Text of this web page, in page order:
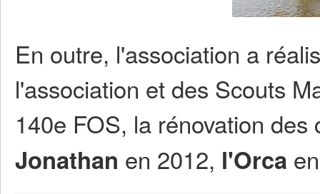
En outre, l'association a
l'association et des Scouts
140e FOS, la rénovation
Jonathan en 2012, l'Orca